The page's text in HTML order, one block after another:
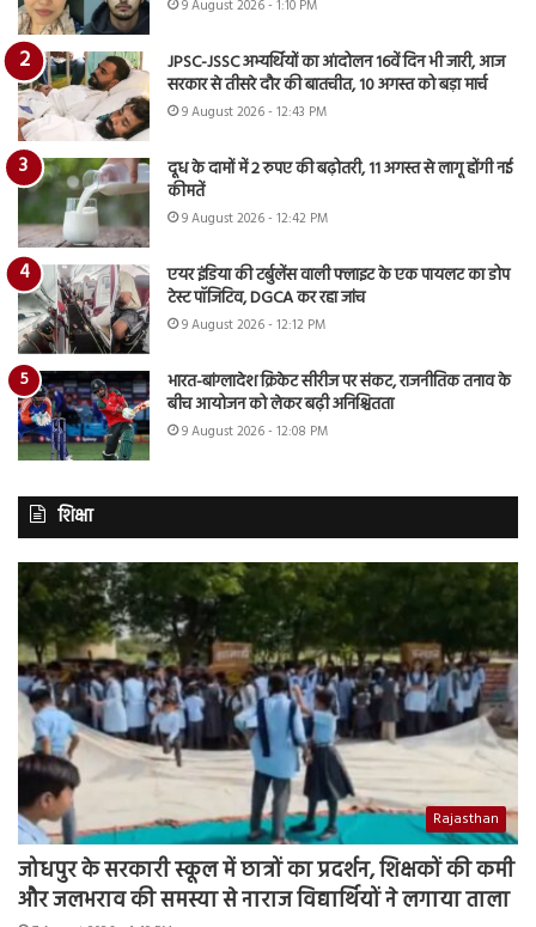
9 August 2026 - 1:10 PM
JPSC-JSSC अभ्यर्थियों का आंदोलन 16वें दिन भी जारी, आज
सरकार से तीसरे दौर की बातचीत, 10 अगस्त को बड़ा मार्च
9 August 2026 - 12:43 PM
दूध के दामों में 2 रुपए की बढ़ोतरी, 11 अगस्त से लागू होंगी नई
कीमतें
9 August 2026 - 12:42 PM
एयर इंडिया की टर्बुलेंस वाली फ्लाइट के एक पायलट का डोप
टेस्ट पॉजिटिव, DGCA कर रहा जांच
9 August 2026 - 12:12 PM
भारत-बांग्लादेश क्रिकेट सीरीज पर संकट, राजनीतिक तनाव के
बीच आयोजन को लेकर बढ़ी अनिश्चितता
9 August 2026 - 12:08 PM
शिक्षा
Rajasthan
जोधपुर के सरकारी स्कूल में छात्रों का प्रदर्शन, शिक्षकों की कमी
और जलभराव की समस्या से नाराज विद्यार्थियों ने लगाया ताला